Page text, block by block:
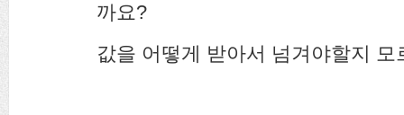
까요?
값을 어떻게 받아서 넘겨야할지 모